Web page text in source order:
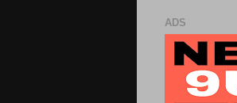
ADS